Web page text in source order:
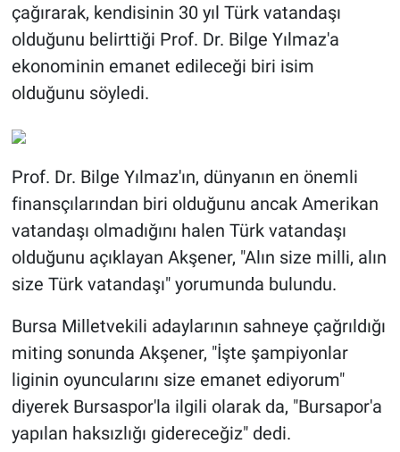
çağırarak, kendisinin 30 yıl Türk vatandaşı
olduğunu belirttiği Prof. Dr. Bilge Yılmaz'a
ekonominin emanet edileceği biri isim
olduğunu söyledi.
Prof. Dr. Bilge Yılmaz'ın, dünyanın en önemli
finansçılarından biri olduğunu ancak Amerikan
vatandaşı olmadığını halen Türk vatandaşı
olduğunu açıklayan Akşener, "Alın size milli, alın
size Türk vatandaşı" yorumunda bulundu.
Bursa Milletvekili adaylarının sahneye çağrıldığı
miting sonunda Akşener, "İşte şampiyonlar
liginin oyuncularını size emanet ediyorum"
diyerek Bursaspor'la ilgili olarak da, "Bursapor'a
yapılan haksızlığı gidereceğiz" dedi.